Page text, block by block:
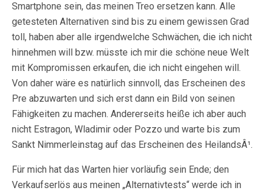
Smartphone sein, das meinen Treo ersetzen kann. Alle
getesteten Alternativen sind bis zu einem gewissen Grad
toll, haben aber alle irgendwelche Schwächen, die ich nicht
hinnehmen will bzw. müsste ich mir die schöne neue Welt
mit Kompromissen erkaufen, die ich nicht eingehen will.
Von daher wäre es natürlich sinnvoll, das Erscheinen des
Pre abzuwarten und sich erst dann ein Bild von seinen
Fähigkeiten zu machen. Andererseits heiße ich aber auch
nicht Estragon, Wladimir oder Pozzo und warte bis zum
Sankt Nimmerleinstag auf das Erscheinen des HeilandsÂ¹.
Für mich hat das Warten hier vorläufig sein Ende; den
Verkaufserlös aus meinen „Alternativtests“ werde ich in